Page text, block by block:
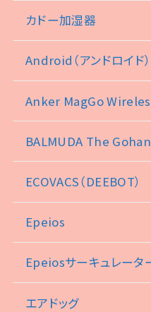
カドー加湿器
Android（アンドロイド）
Anker MagGo
BALMUDA The
ECOVACS（DEEBOT）
Epeios
Epeiosサーキュレータ
エアドッグ